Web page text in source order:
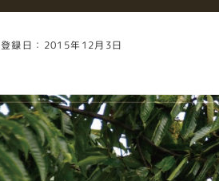
登録日：2015年12月3日